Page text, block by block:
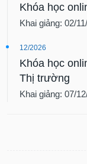
Khóa học
Khai giảng: 02/
12/2026
Khóa học
Thị trường
Khai giảng: 07/